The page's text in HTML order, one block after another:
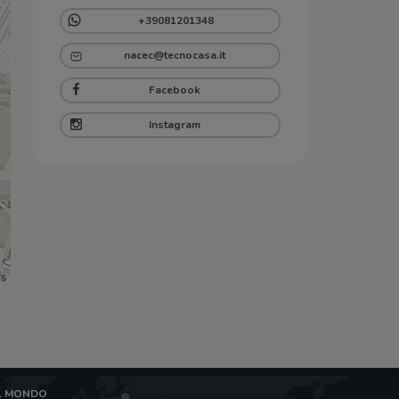
+39081201348
nacec@tecnocasa.it
Facebook
Instagram
MONDO